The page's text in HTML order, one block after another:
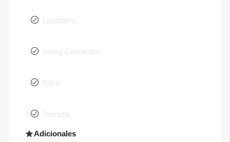
Lavadero
Living Comedor
Patio
Terraza
Adicionales